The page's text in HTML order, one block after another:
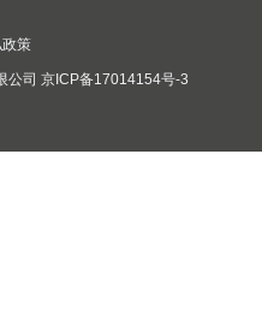
JULABO 转接头 8 890 013
适配器 2 个
政策
公司 京ICP备17014154号-3